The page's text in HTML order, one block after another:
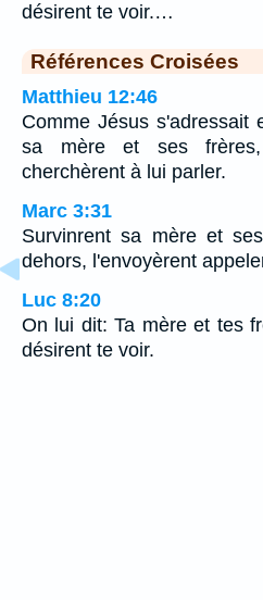
désirent te voir.…
Références Croisées
Matthieu 12:46
Comme Jésus s'adressait
sa mère et ses
cherchèrent à lui parler.
Marc 3:31
Survinrent sa mère et
dehors, l'envoyèrent
Luc 8:20
On lui dit: Ta mère et tes
désirent te voir.